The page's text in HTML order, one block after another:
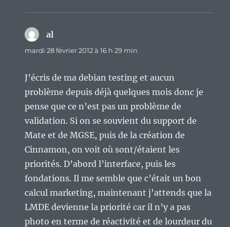
al
mardi 28 février 2012 à 16 h 29 min
J’écris de ma debian testing et aucun
problème depuis déjà quelques mois donc je
pense que ce n’est pas un problème de
validation. Si on se souvient du support de
Mate et de MGSE, puis de la création de
Cinnamon, on voit où sont/étaient les
priorités. D’abord l’interface, puis les
fondations. Il me semble que c’était un bon
calcul marketing, maintenant j’attends que la
LMDE devienne la priorité car il n’y a pas
photo en terme de réactivité et de lourdeur du